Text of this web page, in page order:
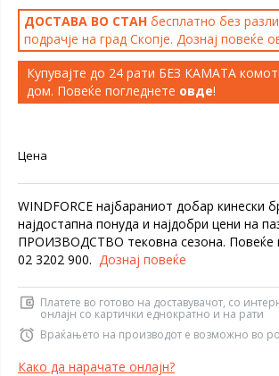
ДОСТАВА ВО СТАН бесплатно без
подрачје на град Скопје. Дознај повеќе
Купувајте до 24 рати БЕЗ КАМАТА
дом. Повеќе погледнете овде!
Цена
WINDFORCE најбараниот добар кинески
најдостапна понуда и најдобри цени на
ПРОИЗВОДСТВО тековна сезона. Повеќе
02 3202 900. Дознај повеќе
Платете во готово на доставувачот, со
онлајн со картички еднократно и на рати
Враќањето на производот е возможно во
Како да нарачате онлајн?